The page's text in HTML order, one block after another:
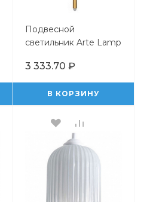
Подвесной
светильник Arte Lamp
3 333.70 ₽
В КОРЗИНУ